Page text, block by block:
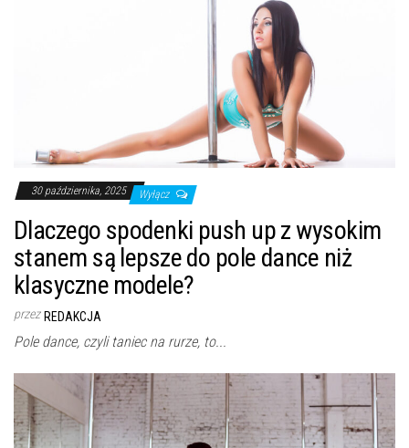
30 października, 2025 Wyłącz
Dlaczego spodenki push up z wysokim
stanem są lepsze do pole dance niż
klasyczne modele?
przez REDAKCJA
Pole dance, czyli taniec na rurze, to...